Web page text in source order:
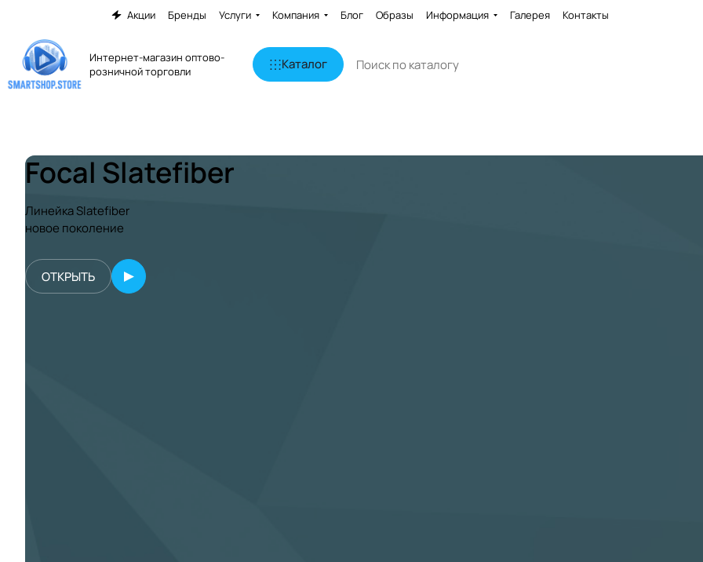
Акции Бренды Услуги Компания Блог Образы Информация Галерея Контакты
Интернет-магазин оптово-
розничной торговли
Каталог
Focal Slatefiber
Линейка Slatefiber
новое поколение
ОТКРЫТЬ